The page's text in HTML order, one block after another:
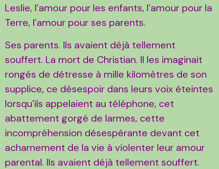
Leslie, l’amour pour les enfants, l’amour pour la
Terre, l’amour pour ses parents.
Ses parents. Ils avaient déjà tellement
souffert. La mort de Christian. Il les imaginait
rongés de détresse à mille kilomètres de son
supplice, ce désespoir dans leurs voix éteintes
lorsqu’ils appelaient au téléphone, cet
abattement gorgé de larmes, cette
incompréhension désespérante devant cet
acharnement de la vie à violenter leur amour
parental. Ils avaient déjà tellement souffert.